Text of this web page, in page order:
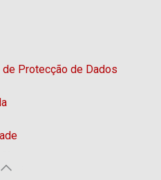
Protecção de Dados